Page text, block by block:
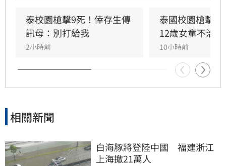
生後，泰國總理阿努廷（Anutin Charnvirakul）
隨即承諾推動新的槍枝管制法律，未來擬限制一
般民眾攜帶槍枝，僅允許執勤中的政府官員持
泰校園槍擊9死！倖存生傳
訊母：別打給我
2小時前
泰國校園槍擊
12歲女童不治
10小時前
相關新聞
白海豚將登陸中國　福建浙江
上海撤21萬人